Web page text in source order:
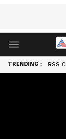
TRENDING : RSS